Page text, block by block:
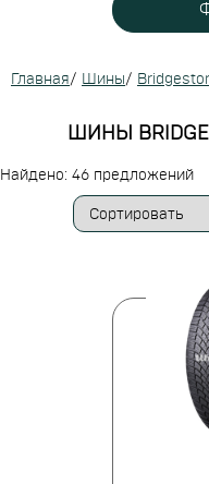
Главная/ Шины/
ШИНЫ
Найдено: 46 предложений